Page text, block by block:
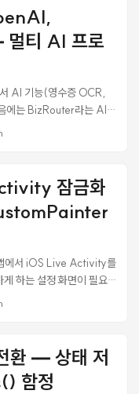
된 서명 키로 App
서명해야 하지만, 업로드
SHA1:
Play Console이 기대하는
. ...
티 AI 프로
AI 기능(영수증 OCR,
에는 BizRouter라는 AI
인트로 보내면 내부에서
// 이게 코드
v1'; 지
, 사용자가 자기 키를 입
있는 사람은 Gemini로,
있는 사람은 Claude로
잠금화
에서 iOS Live Activity를
하는 설정 화면이 필요
— 이렇게 네 가지 옵션
지만 사용자가 Live
은 알약 모양 미리보기로
다"를 전달하기 어려웠
환 — 상태 저
함정